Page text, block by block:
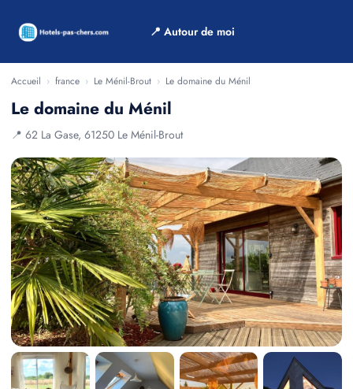
📍 Autour de moi
Accueil › france › Le Ménil-Brout › Le domaine du Ménil
Le domaine du Ménil
📍 62 La Gase, 61250 Le Ménil-Brout